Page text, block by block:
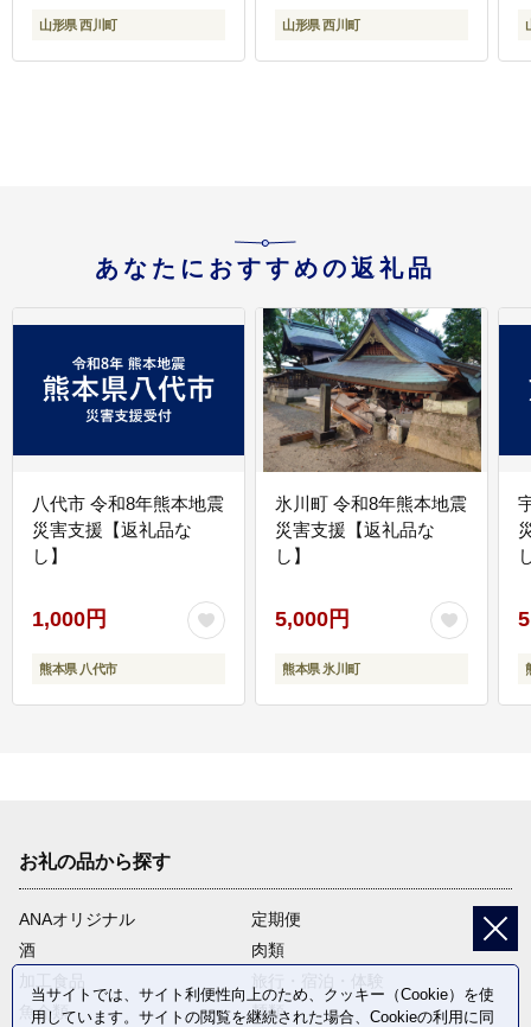
やさい おつまみ ビール
山形県 西川町
家庭 山形県 西川町 月山
山形県 西川町
あなたにおすすめの返礼品
八代市 令和8年熊本地震
災害支援【返礼品な
し】
1,000円
熊本県 八代市
氷川町 令和8年熊本地震
災害支援【返礼品な
し】
5,000円
熊本県 氷川町
お礼の品から探す
ANAオリジナル
定期便
酒
肉類
魚介類
麺類
当サイトでは、サイト利便性向上のため、クッキー（Cookie）を使
用しています。サイトの閲覧を継続された場合、Cookieの利用に同